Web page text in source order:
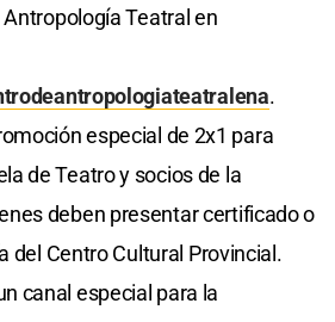
Teatral en
.
especial de 2x1 para
de Teatro y socios de la
deben presentar certificado o
del Centro Cultural Provincial.
canal especial para la